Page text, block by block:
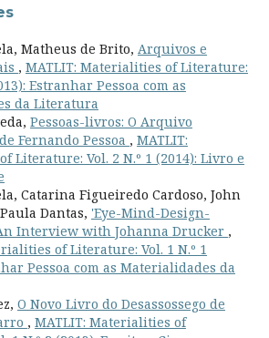
Matheus de Brito, Arquivos e
, MATLIT: Materialities of Literature:
Estranhar Pessoa com as
da Literatura
Pessoas-livros: O Arquivo
Fernando Pessoa , MATLIT:
Literature: Vol. 2 N.º 1 (2014): Livro e
Catarina Figueiredo Cardoso, John
Dantas, 'Eye-Mind-Design-
Interview with Johanna Drucker ,
of Literature: Vol. 1 N.º 1
Pessoa com as Materialidades da
O Novo Livro do Desassossego de
, MATLIT: Materialities of